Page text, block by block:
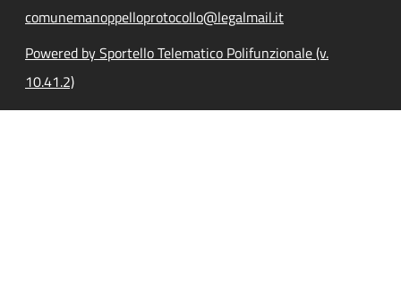
comunemanoppelloprotocollo@legalmail.it
Powered by Sportello Telematico Polifunzionale (v.
10.41.2)